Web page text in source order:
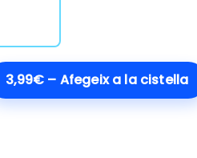
3,99€ – Afegeix a la cistella